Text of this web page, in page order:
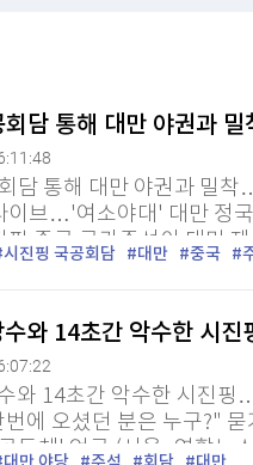
사이트
글로벌경제
매매신호 (랭킹
투자분석
국내증시
회담 통해 대만 야권과
담 통해 대만 야권과 밀
이브…'여소야대' 대만 정
핑 중국 국가주석이 대만
동에 나서면서 회담 배경
시진핑 국공회담 대만 중국
수와 14초간 악수한 시
와 14초간 악수한 시진
에 오셨던 분은 누구?"
동체' 언급 (서울=연합뉴